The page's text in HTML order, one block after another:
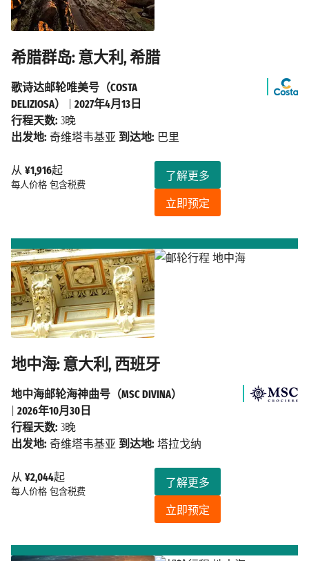
希腊群岛: 意大利, 希腊
从 ¥1,916起
每人价格 包含税费
了解更多
立即预定
歌诗达邮轮唯美号（COSTA
DELIZIOSA）
2027年4月13日
行程天数: 3晚
出发地: 奇维塔韦基亚 到达地: 巴里
地中海: 意大利, 西班牙
从 ¥2,044起
每人价格 包含税费
了解更多
立即预定
地中海邮轮海神曲号（MSC DIVINA）
2026年10月30日
行程天数: 3晚
出发地: 奇维塔韦基亚 到达地: 塔拉戈纳